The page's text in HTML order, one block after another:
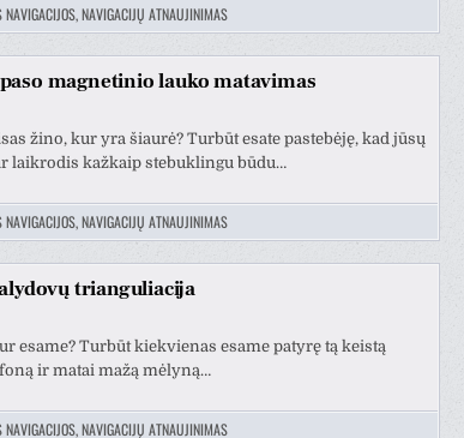
NAVIGACIJŲ ATNAUJINIMAS
magnetinio lauko matavimas
žino, kur yra šiaurė? Turbūt esate pastebėję, kad jūsų
laikrodis kažkaip stebuklingu būdu…
NAVIGACIJŲ ATNAUJINIMAS
trianguliacija
esame? Turbūt kiekvienas esame patyrę tą keistą
ir matai mažą mėlyną…
NAVIGACIJŲ ATNAUJINIMAS